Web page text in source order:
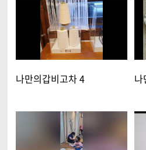
나만의갑비고차 4 나